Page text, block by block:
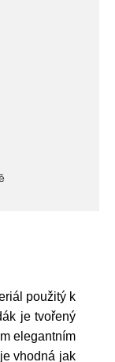
použitý k
je tvořený
elegantním
vhodná jak